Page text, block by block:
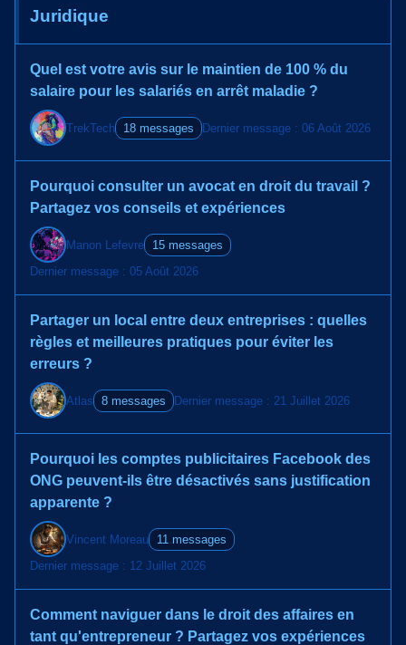
Juridique
Quel est votre avis sur le maintien de 100 % du
salaire pour les salariés en arrêt maladie ?
TrekTech 18 messages Dernier message : 06 Août 2026
Pourquoi consulter un avocat en droit du travail ?
Partagez vos conseils et expériences
Manon Lefevre
15 messages
Dernier message : 05 Août 2026
Partager un local entre deux entreprises : quelles
règles et meilleures pratiques pour éviter les
erreurs ?
Atlas 8 messages Dernier message : 21 Juillet 2026
Pourquoi les comptes publicitaires Facebook des
ONG peuvent-ils être désactivés sans justification
apparente ?
Vincent Moreau
11 messages
Dernier message : 12 Juillet 2026
Comment naviguer dans le droit des affaires en
tant qu'entrepreneur ? Partagez vos expériences